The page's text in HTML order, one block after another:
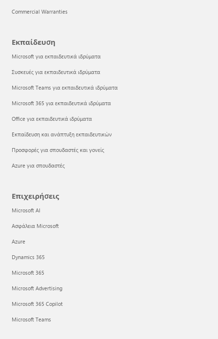
Commercial Warranties
Εκπαίδευση
Microsoft για εκπαιδευτικά ιδρύματα
Συσκευές για εκπαιδευτικά ιδρύματα
Microsoft Teams για εκπαιδευτικά ιδρύματα
Microsoft 365 για εκπαιδευτικά ιδρύματα
Office για εκπαιδευτικά ιδρύματα
Εκπαίδευση και ανάπτυξη εκπαιδευτικών
Προσφορές για σπουδαστές και γονείς
Azure για σπουδαστές
Επιχειρήσεις
Microsoft AI
Ασφάλεια Microsoft
Azure
Dynamics 365
Microsoft 365
Microsoft Advertising
Microsoft 365 Copilot
Microsoft Teams